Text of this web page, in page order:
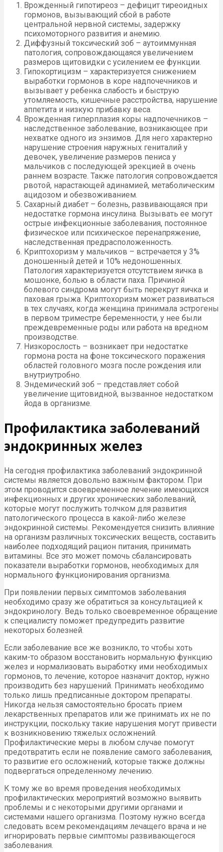
Врожденный гипотиреоз – дефицит тиреоидных
гормонов, вызывающий сбой в работе
центральной нервной системы, задержку
психомоторного развития и анемию.
Диффузный токсический зоб – аутоиммунная
патология, сопровождающаяся увеличением
размеров щитовидки с усилением ее функции.
Гипокортицизм – характеризуется снижением
выработки гормонов в коре надпочечников и
вызывает у ребенка слабость и быструю
утомляемость, кишечные расстройства, нарушение
аппетита и низкую прибавку веса.
Врожденная гиперплазия коры надпочечников –
наследственное заболевание, возникающее при
нехватке одного из энзимов. Для него характерно
нарушение строения наружных гениталий у
девочек, увеличение размеров пениса у
мальчиков с последующей эрекцией в очень
раннем возрасте. Также патология сопровождается
рвотой, нарастающей адинамией, метаболическим
ацидозом и обезвоживанием.
Сахарный диабет – болезнь, развивающаяся при
недостатке гормона инсулина. Вызывать ее могут
острые инфекционные заболевания, постоянное
физическое или психическое перенапряжение,
наследственная предрасположенность.
Криптохоризм у мальчиков – встречается у 3%
доношенный детей и 10% недоношенных.
Патология характеризуется отсутствием яичка в
мошонке, болью в области паха. Причиной
болевого синдрома могут быть перекрут яичка и
паховая грыжа. Криптохоризм может развиваться
в тех случаях, когда женщина принимала эстрогены
в первом триместре беременности, у нее были
преждевременные роды или работа на вредном
производстве.
Низкорослость – возникает при недостатке
гормона роста на фоне токсического поражения
областей головного мозга после рождения или
внутриутробно.
Эндемический зоб – представляет собой
увеличение щитовидной, вызванное недостатком
йода в организме.
Профилактика заболеваний
эндокринных желез
На сегодня профилактика заболеваний эндокринной
системы является довольно важным фактором. При
этом проводится своевременное лечение имеющихся
инфекционных и других хронических заболеваний,
которые могут послужить толчком для развития
патологического процесса в какой-либо железе
эндокринной системы. Рекомендуется снизить влияние
на организм различных токсических веществ, составить
наиболее подходящий рацион питания, принимать
витамины. Все это может помочь сбалансировать
показатели выработки гормонов, необходимых для
нормального функционирования организма.
При появлении первых симптомов заболевания
необходимо сразу же обратиться за консультацией к
эндокринологу. Ведь только своевременное обращение
к специалисту поможет предупредить развитие
некоторых болезней.
Если заболевание все же возникло, то чтобы хоть
каким-то образом восстановить нормальную функцию
желез и нормализовать выработку ими необходимых
гормонов, то лечение, которое назначит доктор, нужно
производить без нарушений. Принимать необходимо
только лишь предписанные доктором препараты.
Никогда нельзя самостоятельно бросать прием
лекарственных препаратов или же принимать их не по
инструкции, поскольку такие нарушения могут привести
к возникновению тяжелых осложнений.
Профилактические меры в любом случае помогут
предотвратить если не появление самого заболевания,
то развитие его осложнений, которые также должны
подвергаться определенному лечению.
К тому же во время проведения необходимых
профилактических мероприятий возможно выявить
проблемы и с некоторыми другими органами и
системами нашего организма. Поэтому нужно всегда
следовать всем рекомендациям лечащего врача и не
игнорировать первые симптомы развивающегося
заболевания.